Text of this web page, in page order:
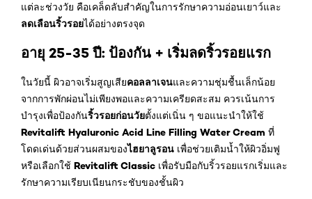
แต่ละช่วงวัย คือเคล็ดลับสำคัญในการรักษาความอ่อนเยาว์และ
ลดเลือนริ้วรอยได้อย่างตรงจุด
อายุ 25-35 ปี: ป้องกัน + เริ่มลดริ้วรอยแรก
ในวัยนี้ ผิวอาจเริ่มสูญเสียคอลลาเจนและความชุ่มชื้นเล็กน้อย
จากการพักผ่อนไม่เพียงพอและความเครียดสะสม ควรเน้นการ
บำรุงเพื่อป้องกันริ้วรอยก่อนวัยตั้งแต่เนิ่น ๆ ขอแนะนำให้ใช้
Revitalift Hyaluronic Acid Line Filling Water Cream ที่
โดดเด่นด้วยส่วนผสมของไฮยาลูรอน เพื่อช่วยเติมน้ำให้ผิวอิ่มฟู
หรือเลือกใช้ Revitalift Classic เพื่อรับมือกับริ้วรอยแรกเริ่มและ
รักษาความเรียบเนียนกระชับของชั้นผิว